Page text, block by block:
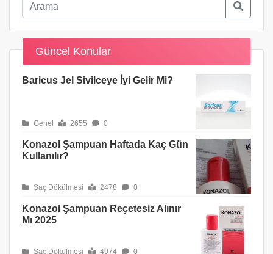
Güncel Konular
Baricus Jel Sivilceye İyi Gelir Mi?
Genel 2655 0
Konazol Şampuan Haftada Kaç Gün
Kullanılır?
Saç Dökülmesi 2478 0
Konazol Şampuan Reçetesiz Alınır
Mı 2025
Saç Dökülmesi 4974 0